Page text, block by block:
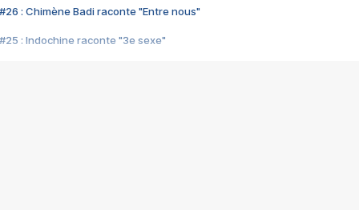
#26 : Chimène Badi raconte "Entre nous"
#25 : Indochine raconte "3e sexe"